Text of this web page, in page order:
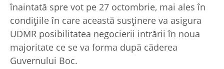
înaintată spre vot pe 27 octombrie, mai ales în
condițiile în care această susținere va asigura
UDMR posibilitatea negocierii intrării în noua
majoritate ce se va forma după căderea
Guvernului Boc.